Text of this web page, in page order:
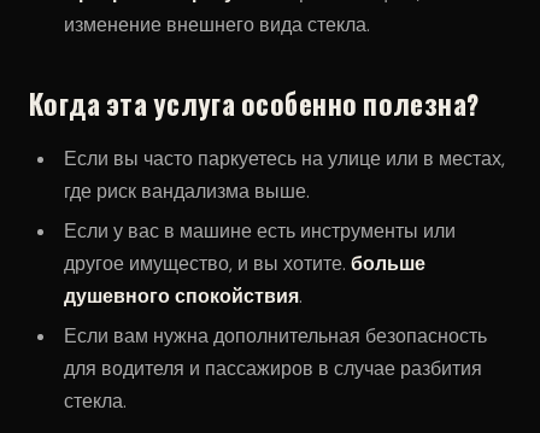
изменение внешнего вида стекла.
Когда эта услуга особенно полезна?
Если вы часто паркуетесь на улице или в местах,
где риск вандализма выше.
Если у вас в машине есть инструменты или
другое имущество, и вы хотите. больше
душевного спокойствия.
Если вам нужна дополнительная безопасность
для водителя и пассажиров в случае разбития
стекла.